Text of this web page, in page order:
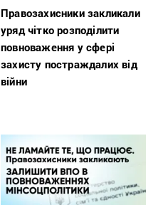
Правозахисники закликали
уряд чітко розподілити
повноваження у сфері
захисту постраждалих від
війни